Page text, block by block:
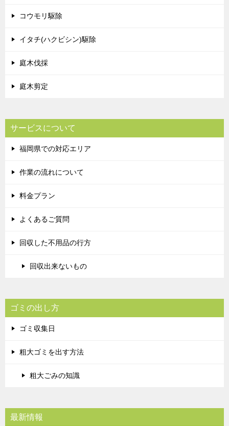
コウモリ駆除
イタチ(ハクビシン)駆除
庭木伐採
庭木剪定
サービスについて
福岡県での対応エリア
作業の流れについて
料金プラン
よくあるご質問
回収した不用品の行方
回収出来ないもの
ゴミの出し方
ゴミ収集日
粗大ゴミを出す方法
粗大ごみの知識
最新情報